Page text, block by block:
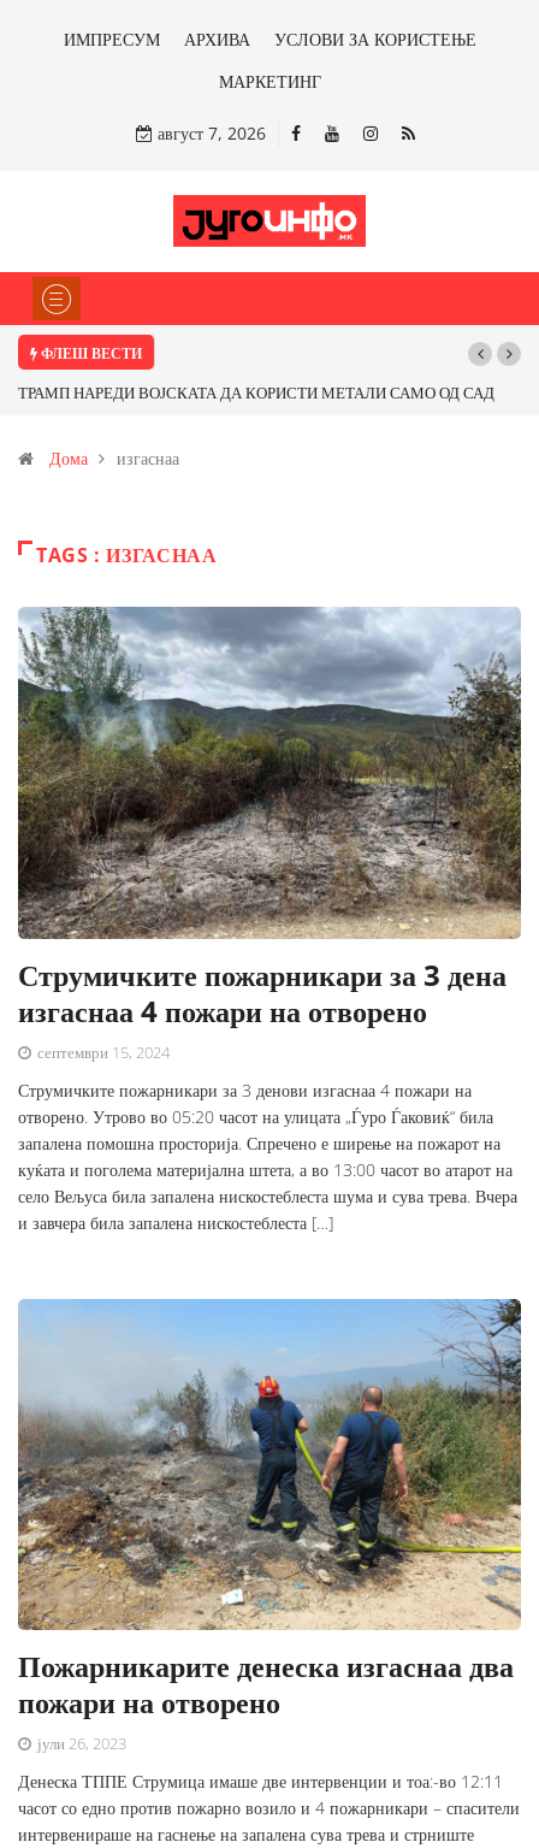
ИМПРЕСУМ АРХИВА
УСЛОВИ ЗА КОРИСТЕЊЕ
МАРКЕТИНГ
август 7, 2026
ФЛЕШ ВЕСТИ
ОД САД
Почнува реконструкцијата на улицата „5-ти Ноември“ во
Дома изгаснаа
TAGS : ИЗГАСНАА
Струмичките пожарникари за 3 дена
изгаснаа 4 пожари на отворено
септември 15, 2024
Струмичките пожарникари за 3 денови изгаснаа 4 пожари на
отворено. Утрово во 05:20 часот на улицата „Ѓуро Ѓаковиќ“ била
запалена помошна просторија. Спречено е ширење на пожарот на
куќата и поголема материјална штета, а во 13:00 часот во атарот на
село Вељуса била запалена нискостеблеста шума и сува трева. Вчера
и завчера била запалена нискостеблеста […]
Пожарникарите денеска изгаснаа два
пожари на отворено
јули 26, 2023
Денеска ТППЕ Струмица имаше две интервенции и тоа:-во 12:11
часот со едно против пожарно возило и 4 пожарникари – спасители
интервенираше на гаснење на запалена сува трева и стрниште